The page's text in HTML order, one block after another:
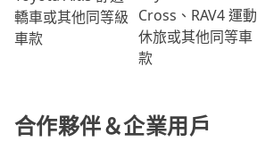
轎車或其他同等級
車款
Cross、RAV4 運動
休旅或其他同等車
款
合作夥伴＆企業用戶